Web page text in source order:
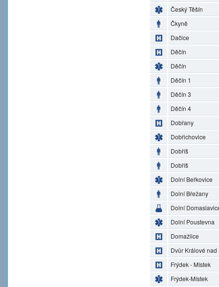
Český Těšín
Čkyně
Dačice
Děčín
Děčín
Děčín 1
Děčín 3
Děčín 4
Dobřany
Dobřichovice
Dobříš
Dobříš
Dolní Beřkovice
Dolní Břežany
Dolní
Dolní Poustevna
Domažlice
Dvůr Králové nad
Frýdek - Místek
Frýdek-Místek